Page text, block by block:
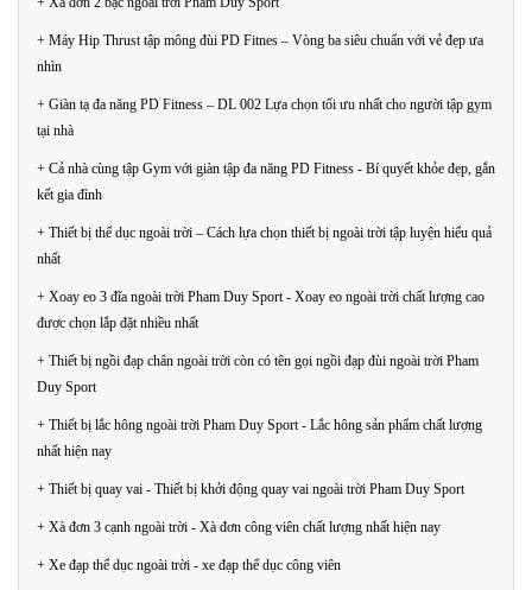
+ Máy Hip Thrust tập mông đùi PD Fitnes – Vòng ba siêu chuẩn với vẻ đẹp ưa
nhìn
+ Giàn tạ đa năng PD Fitness – DL 002 Lựa chọn tối ưu nhất cho người tập gym
tại nhà
+ Cả nhà cùng tập Gym với giàn tập đa năng PD Fitness - Bí quyết khỏe đẹp, gắn
kết gia đình
+ Thiết bị thể dục ngoài trời – Cách lựa chọn thiết bị ngoài trời tập luyện hiểu quả
nhất
+ Xoay eo 3 đĩa ngoài trời Pham Duy Sport - Xoay eo ngoài trời chất lượng cao
được chọn lắp đặt nhiều nhất
+ Thiết bị ngồi đạp chân ngoài trời còn có tên gọi ngồi đạp đùi ngoài trời Pham
Duy Sport
+ Thiết bị lắc hông ngoài trời Pham Duy Sport - Lắc hông sản phẩm chất lượng
nhất hiện nay
+ Thiết bị quay vai - Thiết bị khởi động quay vai ngoài trời Pham Duy Sport
+ Xà đơn 3 cạnh ngoài trời - Xà đơn công viên chất lượng nhất hiện nay
+ Xe đạp thể dục ngoài trời - xe đạp thể dục công viên